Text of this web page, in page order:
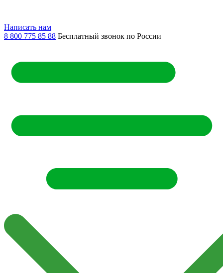
Написать нам
8 800 775 85 88 Бесплатный звонок по России